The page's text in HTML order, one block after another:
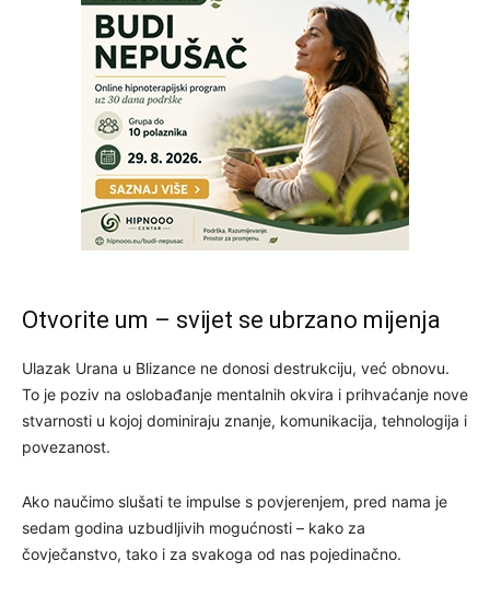
Otvorite um – svijet se ubrzano mijenja
Ulazak Urana u Blizance ne donosi destrukciju, već obnovu.
To je poziv na oslobađanje mentalnih okvira i prihvaćanje nove
stvarnosti u kojoj dominiraju znanje, komunikacija, tehnologija i
povezanost.
Ako naučimo slušati te impulse s povjerenjem, pred nama je
sedam godina uzbudljivih mogućnosti – kako za
čovječanstvo, tako i za svakoga od nas pojedinačno.